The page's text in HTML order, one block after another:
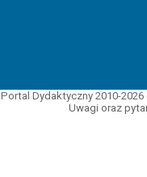
Portal Dydaktyczny 2010-
Uwagi oraz